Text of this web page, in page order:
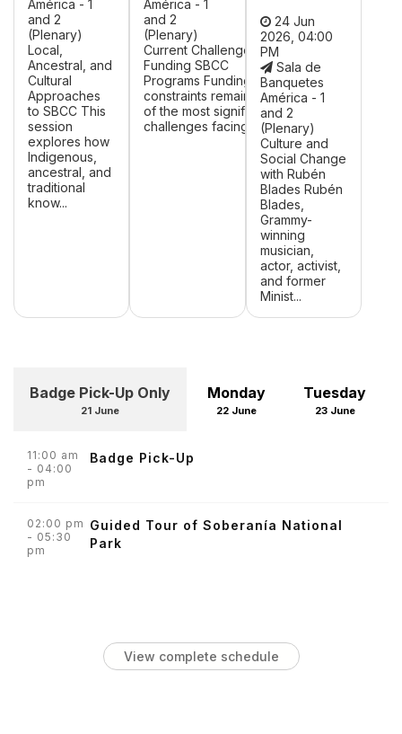
América - 1
and 2
(Plenary)
Local,
Ancestral, and
Cultural
Approaches
to SBCC This
session
explores how
Indigenous,
ancestral, and
traditional
know...
América - 1
and 2
(Plenary)
Current Challenges in
Funding SBCC
Programs Funding
constraints remain one
of the most significant
challenges facing ...
24 Jun
2026, 04:00
PM
Sala de
Banquetes
América - 1
and 2
(Plenary)
Culture and
Social Change
with Rubén
Blades Rubén
Blades,
Grammy-
winning
musician,
actor, activist,
and former
Minist...
Badge Pick-Up Only
21 June
Monday
22 June
Tuesday
23 June
11:00 am
- 04:00
pm
Badge Pick-Up
02:00 pm
- 05:30
pm
Guided Tour of Soberanía National
Park
View complete schedule